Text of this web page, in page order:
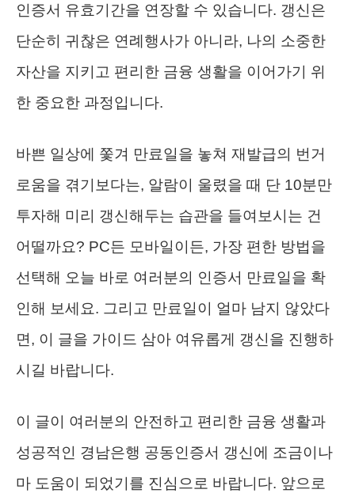
인증서 유효기간을 연장할 수 있습니다. 갱신은
단순히 귀찮은 연례행사가 아니라, 나의 소중한
자산을 지키고 편리한 금융 생활을 이어가기 위
한 중요한 과정입니다.
바쁜 일상에 쫓겨 만료일을 놓쳐 재발급의 번거
로움을 겪기보다는, 알람이 울렸을 때 단 10분만
투자해 미리 갱신해두는 습관을 들여보시는 건
어떨까요? PC든 모바일이든, 가장 편한 방법을
선택해 오늘 바로 여러분의 인증서 만료일을 확
인해 보세요. 그리고 만료일이 얼마 남지 않았다
면, 이 글을 가이드 삼아 여유롭게 갱신을 진행하
시길 바랍니다.
이 글이 여러분의 안전하고 편리한 금융 생활과
성공적인 경남은행 공동인증서 갱신에 조금이나
마 도움이 되었기를 진심으로 바랍니다. 앞으로